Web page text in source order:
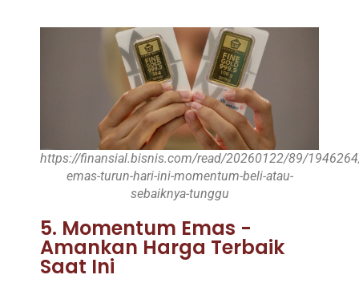
https://finansial.bisnis.com/read/20260122/89/
emas-turun-hari-ini-momentum-beli-atau-
sebaiknya-tunggu
5. Momentum Emas -
Amankan Harga Terbaik
Saat Ini